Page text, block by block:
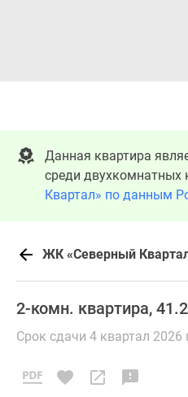
Данная квартира
среди двухкомнатных
Квартал» по данным
ЖК «Северный
2-комн. квартира,
Срок сдачи 4 квартал 2026